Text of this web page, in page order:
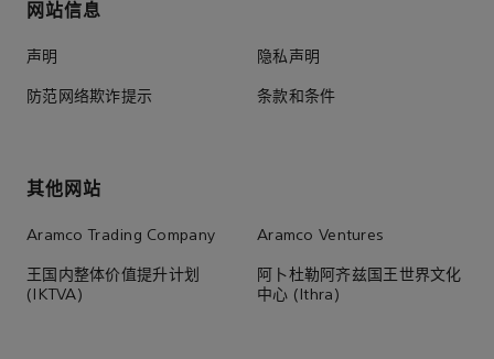
网站信息
声明 隐私声明
防范网络欺诈提示 条款和条件
其他网站
Aramco Trading Company Aramco Ventures
王国内整体价值提升计划
(IKTVA)
阿卜杜勒阿齐兹国王世界文化
中心 (Ithra)